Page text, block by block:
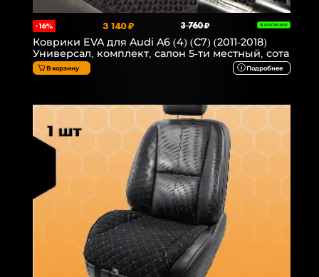
-16% 3 140 ₽ 3 760 ₽ В НАЛИЧИИ
Коврики EVA для Audi A6 (4) (C7) (2011-2018)
Универсал, комплект, салон 5-ти местный, сота
В корзину Подробнее